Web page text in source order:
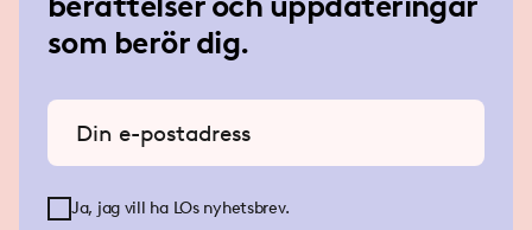
som berör dig.
Ange din e-postadress
Ja, jag vill ha LOs nyhetsbrev.